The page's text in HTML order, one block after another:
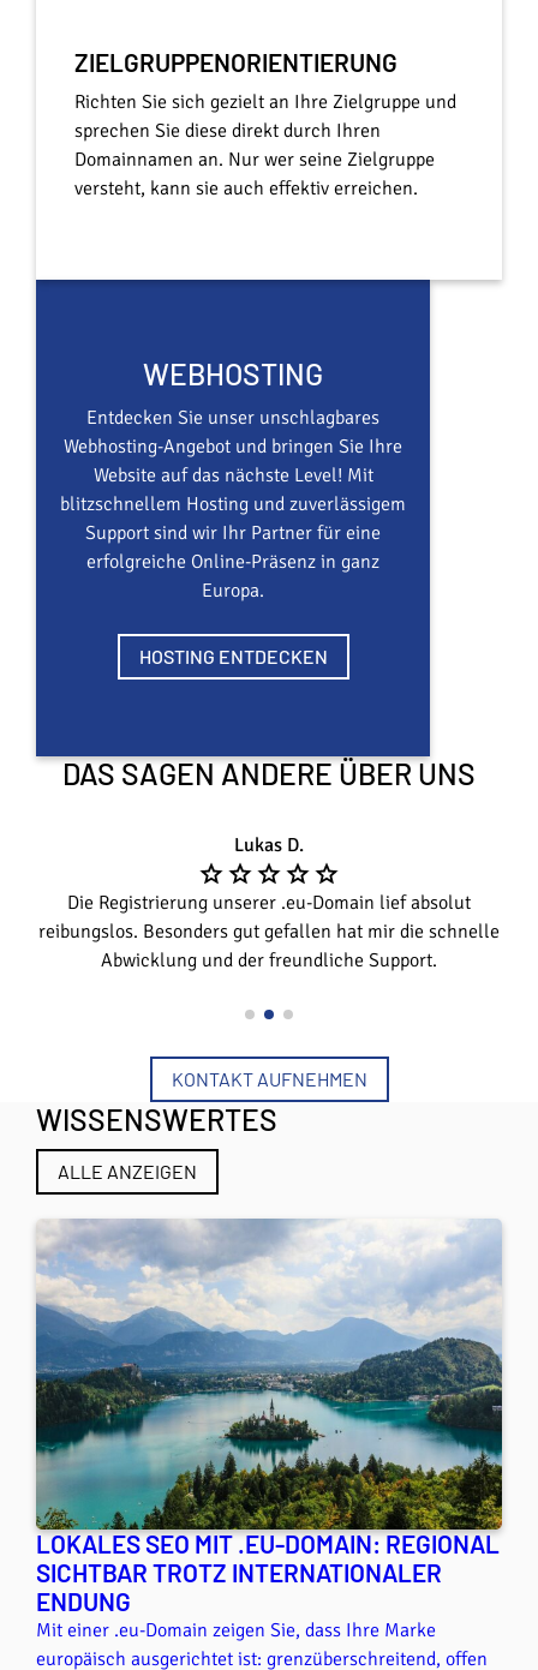
ZIELGRUPPENORIENTIERUNG
Richten Sie sich gezielt an Ihre Zielgruppe und
sprechen Sie diese direkt durch Ihren
Domainnamen an. Nur wer seine Zielgruppe
versteht, kann sie auch effektiv erreichen.
WEBHOSTING
Entdecken Sie unser unschlagbares
Webhosting-Angebot und bringen Sie Ihre
Website auf das nächste Level! Mit
blitzschnellem Hosting und zuverlässigem
Support sind wir Ihr Partner für eine
erfolgreiche Online-Präsenz in ganz
Europa.
HOSTING ENTDECKEN
DAS SAGEN ANDERE ÜBER UNS
Lukas D.
Die Registrierung unserer .eu-Domain lief absolut
reibungslos. Besonders gut gefallen hat mir die schnelle
Abwicklung und der freundliche Support.
KONTAKT AUFNEHMEN
WISSENSWERTES
ALLE ANZEIGEN
LOKALES SEO MIT .EU-DOMAIN: REGIONAL
SICHTBAR TROTZ INTERNATIONALER
ENDUNG
Mit einer .eu-Domain zeigen Sie, dass Ihre Marke
europäisch ausgerichtet ist: grenzüberschreitend, offen